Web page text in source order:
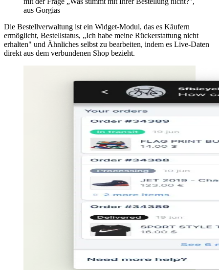
aus Gorgias
Die Bestellverwaltung ist ein Widget-Modul, das es Käufern
ermöglicht, Bestellstatus, „Ich habe meine Rückerstattung nicht
erhalten" und Ähnliches selbst zu bearbeiten, indem es Live-Daten
direkt aus dem verbundenen Shop bezieht.